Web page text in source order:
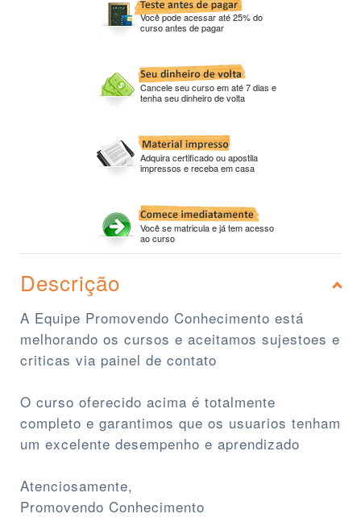
Você pode acessar até 25% do
curso antes de pagar
Cancele seu curso em até 7 dias e
tenha seu dinheiro de volta
Adquira certificado ou apostila
impressos e receba em casa
Você se matricula e já tem acesso
ao curso
Descrição
A Equipe Promovendo Conhecimento está
melhorando os cursos e aceitamos sujestoes e
criticas via painel de contato
O curso oferecido acima é totalmente
completo e garantimos que os usuarios tenham
um excelente desempenho e aprendizado
Atenciosamente,
Promovendo Conhecimento